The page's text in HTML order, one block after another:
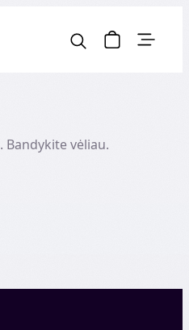
Bandykite vėliau.